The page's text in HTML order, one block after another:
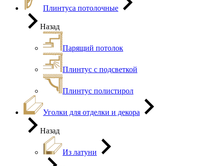
Плинтуса потолочные
Назад
Парящий потолок
Плинтус с подсветкой
Плинтус полистирол
Уголки для отделки и декора
Назад
Из латуни